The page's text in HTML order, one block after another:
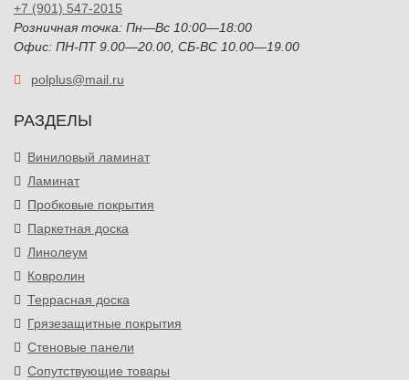
+7 (901) 547-2015
Розничная точка: Пн—Вс 10:00—18:00
Офис: ПН-ПТ 9.00—20.00, СБ-ВС 10.00—19.00
polplus@mail.ru
РАЗДЕЛЫ
Виниловый ламинат
Ламинат
Пробковые покрытия
Паркетная доска
Линолеум
Ковролин
Террасная доска
Грязезащитные покрытия
Стеновые панели
Сопутствующие товары